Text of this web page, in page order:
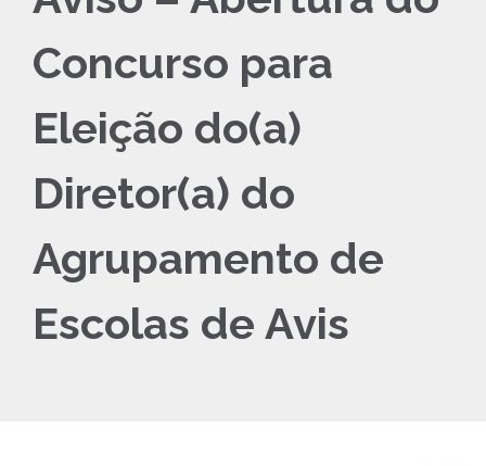
Concurso para
Eleição do(a)
Diretor(a) do
Agrupamento de
Escolas de Avis